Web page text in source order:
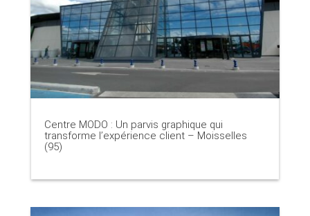
Centre MODO : Un parvis graphique qui
transforme l’expérience client – Moisselles
(95)